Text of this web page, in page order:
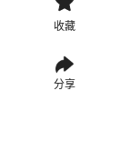
收藏
分享